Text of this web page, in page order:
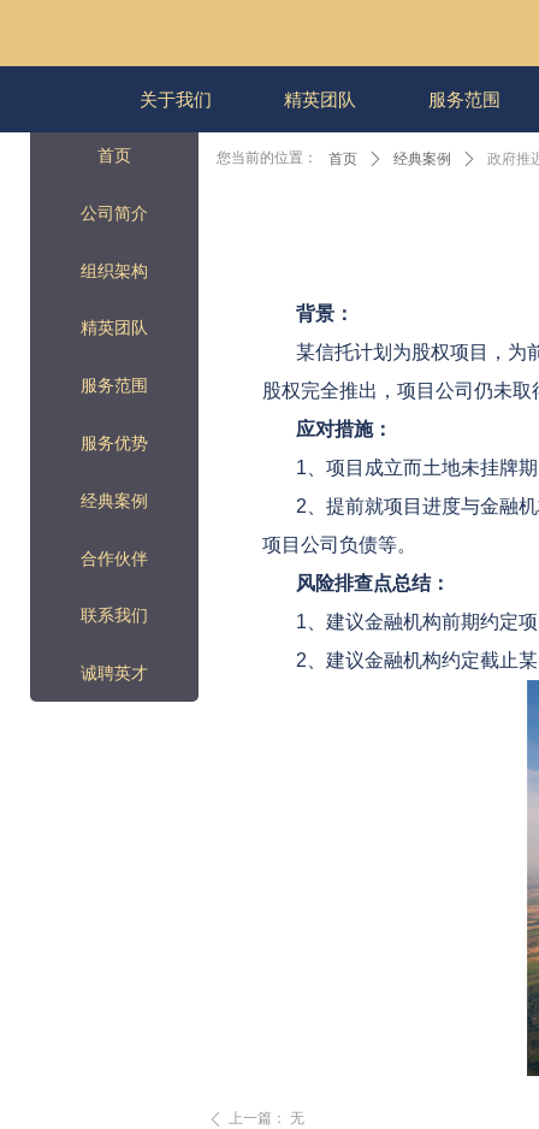
关于我们 精英团队 服务范围
ꄴ 上一篇： 无
背景：
某信托计划为股权项目，为
股权完全推出，项目公司仍未
应对措施：
1、项目成立而土地未挂牌
2、提前就项目进度与金融
项目公司负债等。
风险排查点总结：
1、建议金融机构前期约定
2、建议金融机构约定截止
首页 ꄲ 经典案例 ꄲ 政府推
您当前的位置：
首页
公司简介
组织架构
精英团队
服务范围
服务优势
经典案例
合作伙伴
联系我们
诚聘英才